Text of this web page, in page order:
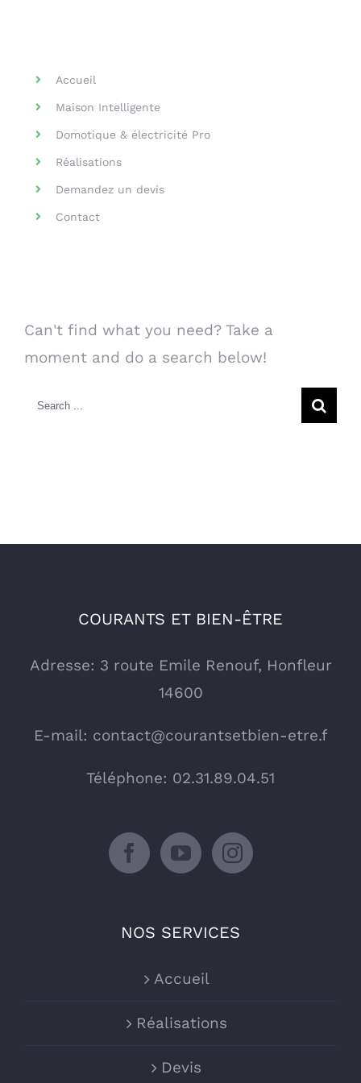
Accueil
Maison Intelligente
Domotique & électricité Pro
Réalisations
Demandez un devis
Contact
Can't find what you need? Take a
moment and do a search below!
Search
COURANTS ET BIEN-ÊTRE
Adresse: 3 route Emile Renouf, Honfleur
14600
E-mail: contact@courantsetbien-etre.f
Téléphone: 02.31.89.04.51
NOS SERVICES
Accueil
Réalisations
Devis